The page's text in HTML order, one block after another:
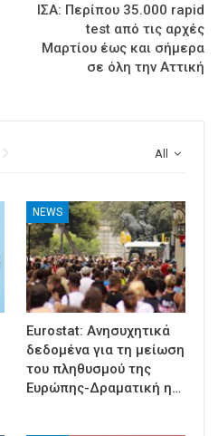
ΙΣΑ: Περίπου 35.000 rapid
test από τις αρχές
Μαρτίου έως και σήμερα
σε όλη την Αττική
All
NEWS
Eurostat: Ανησυχητικά
δεδομένα για τη μείωση
του πληθυσμού της
Ευρώπης-Δραματική η…